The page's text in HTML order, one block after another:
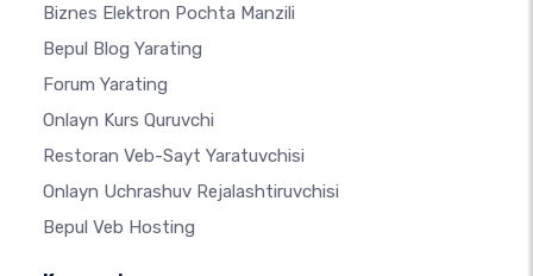
Biznes Elektron Pochta Manzili
Bepul Blog Yarating
Forum Yarating
Onlayn Kurs Quruvchi
Restoran Veb-Sayt Yaratuvchisi
Onlayn Uchrashuv Rejalashtiruvchisi
Bepul Veb Hosting